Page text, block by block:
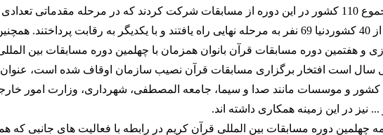
مولایی افزود: در مجموع 110 کشور در این دوره از مسابقات شرکت کردند که در مرحله مقدماتی
داشتند و در مجموع از 40 کشوردنیا 69 نفر به مرحله نهایی راه یافتند و با یکدیگر به رقابت
و هفتمین دوره مسابقات قرآن بانوان همزمان با چهلمین دوره مسابقات بین
سال است افتخار برگزاری مسابقات قرآن نصیب سازمان اوقاف شده است،
کشور و موسسات مانند صدا و سیما، جامعه المصطفی، شهرداری، وزارت امور
در این زمینه همکاری داشته اند.
چهلمین دوره مسابقات بین المللی قرآن کریم در رابطه با فعالیت های جانبی که